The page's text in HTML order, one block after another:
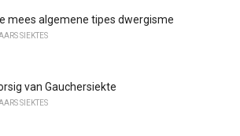
mees algemene tipes dwergisme
SIEKTES
van Gauchersiekte
SIEKTES